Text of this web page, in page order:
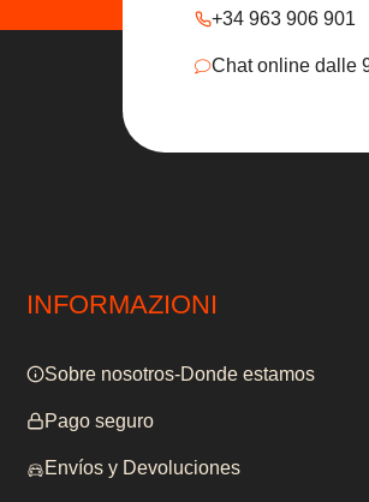
+34 963 906 901
Chat online dalle
INFORMAZIONI
Sobre nosotros-Donde estamos
Pago seguro
Envíos y Devoluciones